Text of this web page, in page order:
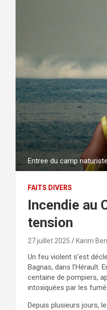
Entree du camp
FAITS DIVERS
Incendie au
tension
27 juillet 2025 Karim
Un feu violent s’est
Bagnas, dans l’Hérault.
centaine de pompiers,
intoxiquées par les
Depuis plusieurs jours,